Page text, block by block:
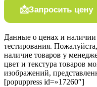
Запросить цену
Данные о ценах и наличии
тестирования.
наличие товаров у
цвет и текстура товаров
изображений,
[popuppress id=»17260″]